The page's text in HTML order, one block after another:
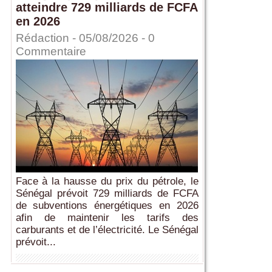
atteindre 729 milliards de FCFA
en 2026
Rédaction - 05/08/2026 - 0
Commentaire
Face à la hausse du prix du pétrole, le
Sénégal prévoit 729 milliards de FCFA
de subventions énergétiques en 2026
afin de maintenir les tarifs des
carburants et de l’électricité. Le Sénégal
prévoit...